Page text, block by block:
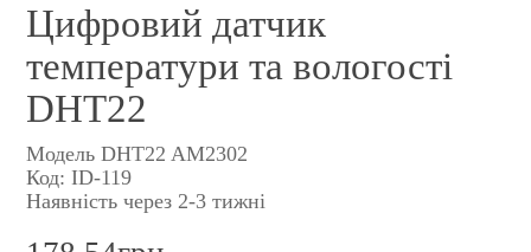
Цифровий датчик
температури та вологості
DHT22
Модель DHT22 AM2302
Код: ID-119
Наявність через 2-3 тижні